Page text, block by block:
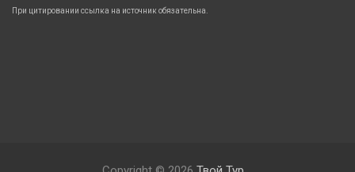
При цитировании ссылка на источник обязательна.